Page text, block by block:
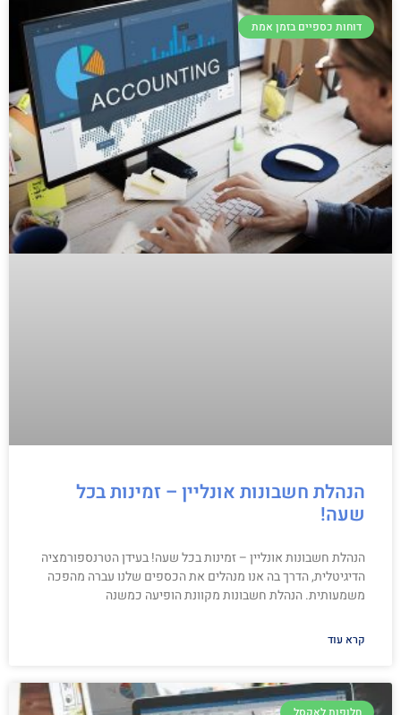
דוחות כספיים בזמן אמת
הנהלת חשבונות אונליין – זמינות בכל
שעה!
הנהלת חשבונות אונליין – זמינות בכל שעה! בעידן הטרנספורמציה
הדיגיטלית, הדרך בה אנו מנהלים את הכספים שלנו עברה מהפכה
משמעותית. הנהלת חשבונות מקוונת הופיעה כמשנה
קרא עוד